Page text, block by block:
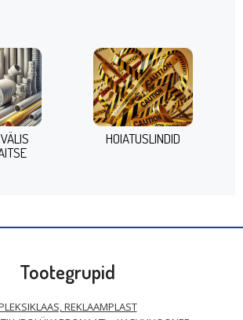
HOIATUSLINDID
Tootegrupid
REKLAAMPLAST